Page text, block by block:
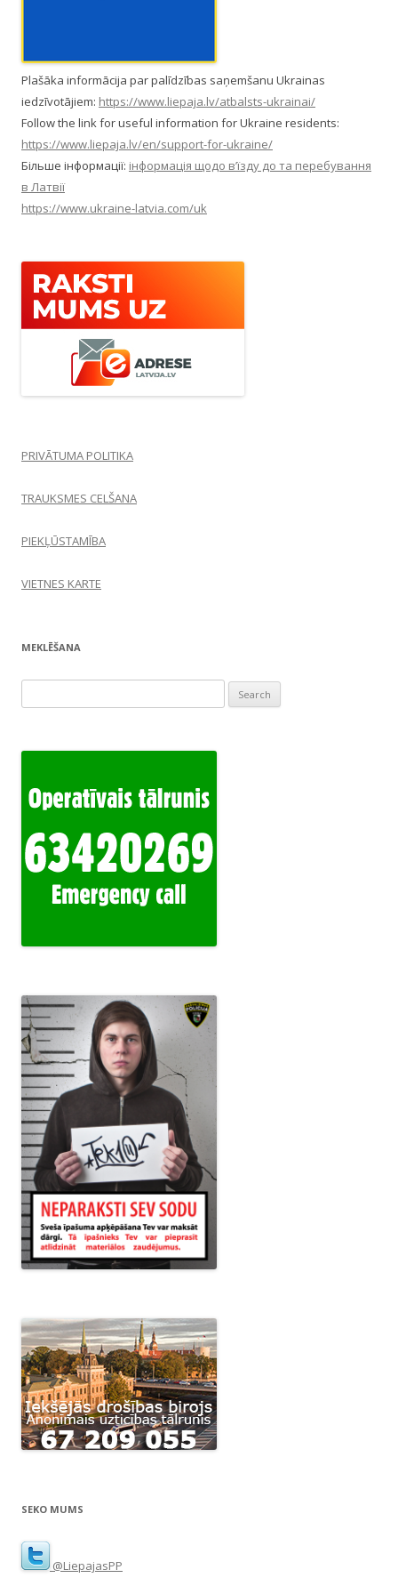
Plašāka informācija par palīdzības saņemšanu Ukrainas
iedzīvotājiem: https://www.liepaja.lv/atbalsts-ukrainai/
Follow the link for useful information for Ukraine residents:
https://www.liepaja.lv/en/support-for-ukraine/
Більше інформації: інформація щодо в’їзду до та перебування
в Латвії
https://www.ukraine-latvia.com/uk
PRIVĀTUMA POLITIKA
TRAUKSMES CELŠANA
PIEKĻŪSTAMĪBA
VIETNES KARTE
MEKLĒŠANA
for:
SEKO MUMS
@LiepajasPP